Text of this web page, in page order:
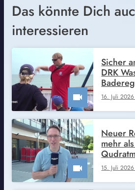
Das könnte Dich
interessieren
16. Juli
Sicher
DRK
15. Juli
Neuer
mehr